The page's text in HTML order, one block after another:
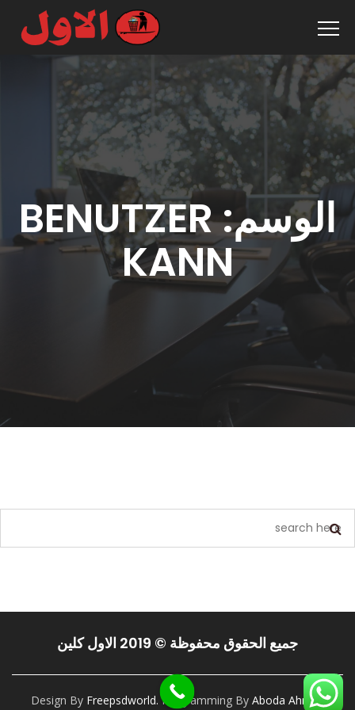
الوسم:BENUTZER
KANN
جميع الحقوق محفوظة © 2019 الاول كلين
Design By Freepsdworld. Programming By Aboda Ahmed